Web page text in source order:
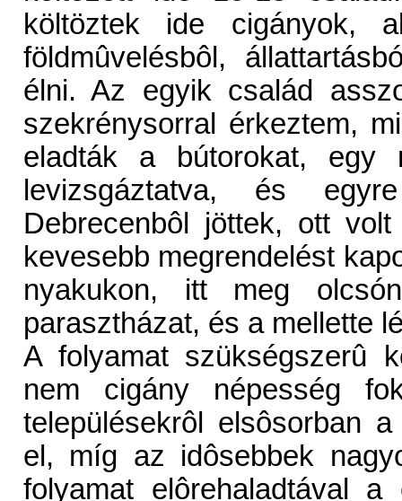
költöztek ide cigányok,
földmûvelésbôl,
élni. Az egyik család
szekrénysorral érkeztem,
eladták a bútorokat, egy
levizsgáztatva, és
Debrecenbôl jöttek, ott
kevesebb megrendelést
nyakukon, itt meg
parasztházat, és a mellette
A folyamat szükségszerû
nem cigány népesség
településekrôl elsôsorban
el, míg az idôsebbek
folyamat elôrehaladtával